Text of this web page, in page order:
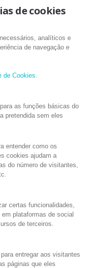
de cookies
analíticos e
de navegação e
de Cookies.
as funções básicas do
pretendida sem eles
entender como os
cookies ajudam a
do número de visitantes,
certas funcionalidades,
plataformas de social
de terceiros.
entregar aos visitantes
páginas que eles